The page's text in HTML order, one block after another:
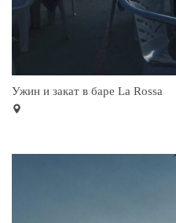
Ужин и закат в баре La Rossa